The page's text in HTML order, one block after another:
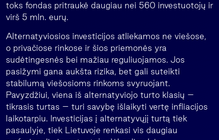
toks fondas pritraukė daugiau nei 560 investuotojų ir
virš 5 mln. eurų.
Alternatyviosios investicijos atliekamos ne viešose,
o privačiose rinkose ir šios priemonės yra
sudėtingesnės bei mažiau reguliuojamos. Jos
pasižymi gana aukšta rizika, bet gali suteikti
stabilumą viešosioms rinkoms svyruojant.
Pavyzdžiui, viena iš alternatyviojo turto klasių –
tikrasis turtas – turi savybę išlaikyti vertę infliacijos
laikotarpiu. Investicijas į alternatyvųjį turtą tiek
pasaulyje, tiek Lietuvoje renkasi vis daugiau